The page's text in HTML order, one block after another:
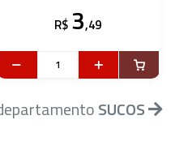
R$ 3,49
SUCOS